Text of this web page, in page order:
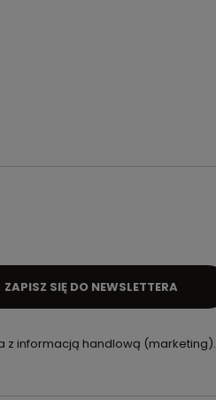
z informacją handlową (marketing).
ZAPISZ SIĘ DO NEWSLETTERA